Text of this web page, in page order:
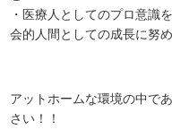
・医療人としてのプロ意識
会的人間としての成長に努
アットホームな環境の中で
さい！！